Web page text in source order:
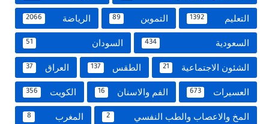
التعليم 1392 التموين 89 الرياضة 2066
السعودية 434 السودان 51
الشئون الاجتماعية 21 الطقس 137 العراق 37
العسيرات 673 الفم والاسنان 16 الكويت 356
المخ والاعصاب والطب النفسي 2 المغرب 8